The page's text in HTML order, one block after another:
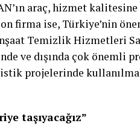
araç, hizmet kalitesine
firma ise, Türkiye’nin
Temizlik Hizmetleri
ve dışında çok önemli
projelerinde
taşıyacağız”